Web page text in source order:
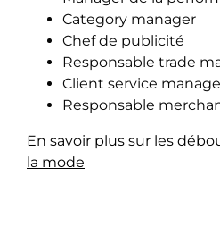
Category manager
Chef de publicité
Responsable trade
Client service
Responsable
En savoir plus sur les
la mode